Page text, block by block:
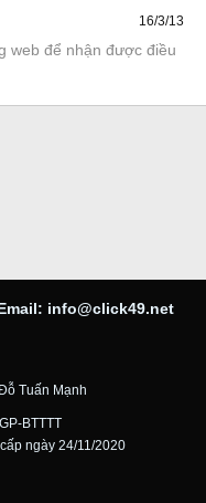
16/3/13
web để nhận được điều
info@click49.net
Tuấn Mạnh
BTTTT
ngày 24/11/2020